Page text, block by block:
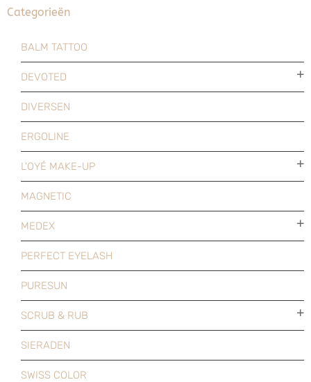
Categorieën
BALM TATTOO
DEVOTED
DIVERSEN
ERGOLINE
L'OYÉ MAKE-UP
MAGNETIC
MEDEX
PERFECT EYELASH
PURESUN
SCRUB & RUB
SIERADEN
SWISS COLOR